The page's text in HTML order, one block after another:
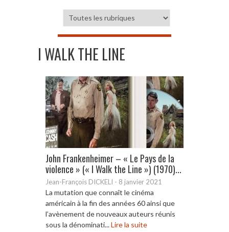
I WALK THE LINE
John Frankenheimer – « Le Pays de la
violence » (« I Walk the Line ») (1970)...
Jean-François DICKELI - 8 janvier 2021
La mutation que connaît le cinéma
américain à la fin des années 60 ainsi que
l’avènement de nouveaux auteurs réunis
sous la dénominati...Lire la suite